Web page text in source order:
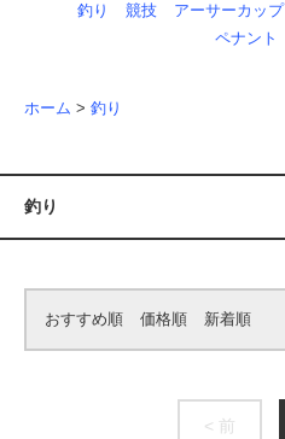
釣り 競技 アーサーカップ
ペナント
ホーム > 釣り
釣り
おすすめ順 価格順 新着順
< 前